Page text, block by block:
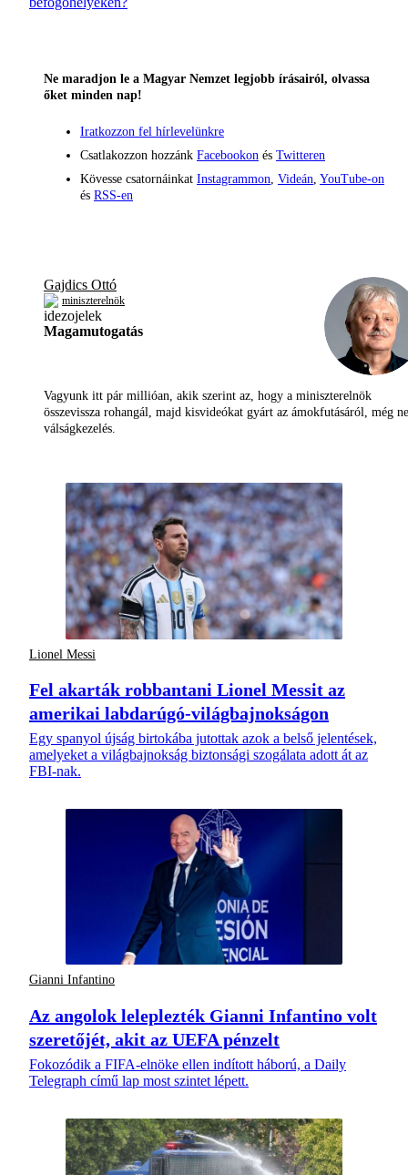
Ne maradjon le a Magyar Nemzet legjobb írásairól, olvassa
őket minden nap!
Iratkozzon fel hírlevelünkre
Csatlakozzon hozzánk Facebookon és Twitteren
Kövesse csatornáinkat Instagrammon, Videán, YouTube-on
és RSS-en
Gajdics Ottó
miniszterelnök
Magamutogatás
Vagyunk itt pár millióan, akik szerint az, hogy a miniszterelnök
összevissza rohangál, majd kisvideókat gyárt az ámokfutásáról, még
válságkezelés.
Lionel Messi
Fel akarták robbantani Lionel Messit az
amerikai labdarúgó-világbajnokságon
Egy spanyol újság birtokába jutottak azok a belső jelentések,
amelyeket a világbajnokság biztonsági szogálata adott át az
FBI-nak.
Gianni Infantino
Az angolok leleplezték Gianni Infantino volt
szeretőjét, akit az UEFA pénzelt
Fokozódik a FIFA-elnöke ellen indított háború, a Daily
Telegraph című lap most szintet lépett.